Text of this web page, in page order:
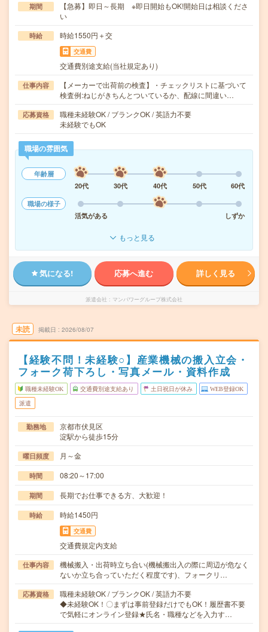
期間
【急募】即日～長期 ※即日開始もOK!開始日は相談くださ
い
時給 時給1550円＋交
交通費
交通費別途支給(当社規定あり)
仕事内容
【メーカーで出荷前の検査】・チェックリストに基づいて
検査例:ねじがきちんとついているか、配線に間違い…
応募資格
職種未経験OK / ブランクOK / 英語力不要
未経験でもOK
職場の雰囲気
年齢層
20代
30代 40代 50代
60代
職場の様子
活気がある
しずか
もっと見る
気になる! 応募へ進む 詳しく見る
派遣会社 マンパワーグループ株式会社
未読 掲載日 2026/08/07
【経験不問！未経験○】産業機械の搬入立会・
フォーク荷下ろし・写真メール・資料作成
職種未経験OK 交通費別途支給あり 土日祝日が休み WEB登録OK
派遣
勤務地
京都市伏見区
淀駅から徒歩15分
曜日頻度 月～金
時間 08:20～17:00
期間 長期でお仕事できる方、大歓迎！
時給 時給1450円
交通費
交通費規定内支給
仕事内容
機械搬入・出荷時立ち合い(機械搬出入の際に周辺が危なく
ないか立ち合っていただく程度です)、フォークリ…
応募資格
職種未経験OK / ブランクOK / 英語力不要
◆未経験OK！〇まずは事前登録だけでもOK！履歴書不要
で気軽にオンライン登録★氏名・職種などを入力す…